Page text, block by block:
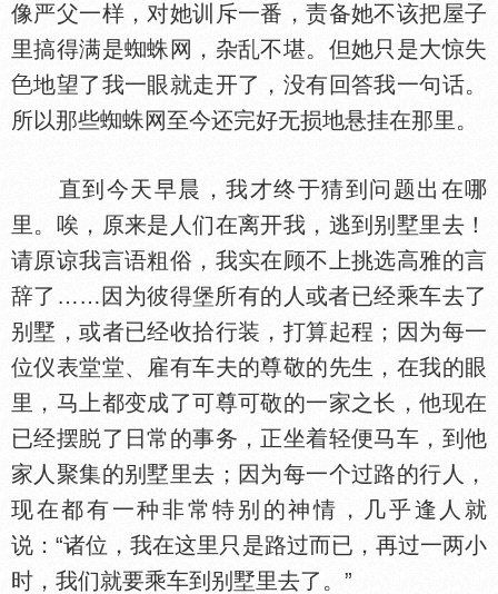
像严父一样，对她训斥一番，责备她不该把屋子
里搞得满是蜘蛛网，杂乱不堪。但她只是大惊失
地望了我一眼就走开了，没有回答我一句话。
所以那些蜘蛛网至今还完好无损地悬挂在那里。
直到今天早晨，我才终于猜到问题出在哪
里。唉，原来是人们在离开我，逃到别墅里去！
请原谅我言语粗俗，我实在顾不上挑选高雅的言
辞了……因为彼得堡所有的人或者已经乘车去了
别墅，或者已经收拾行装，打算起程；因为每一
位仪表堂堂、雇有车夫的尊敬的先生，在我的眼
里，马上都变成了可尊可敬的一家之长，他现在
已经摆
了日常的事务，正坐着轻便马车，到他
家人聚集的别墅里去；因为每一个过路的行人，
现在都有一种非常特别的神情，几乎逢人就
说：“诸位，我在这里只是路过而已，再过一两小
时，我们就要乘车到别墅里去了。”